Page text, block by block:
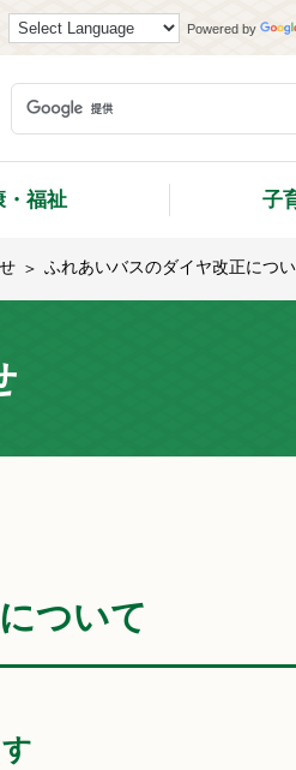
Powered by
・福祉 子
ふれあいバスのダイヤ改正につ
ついて